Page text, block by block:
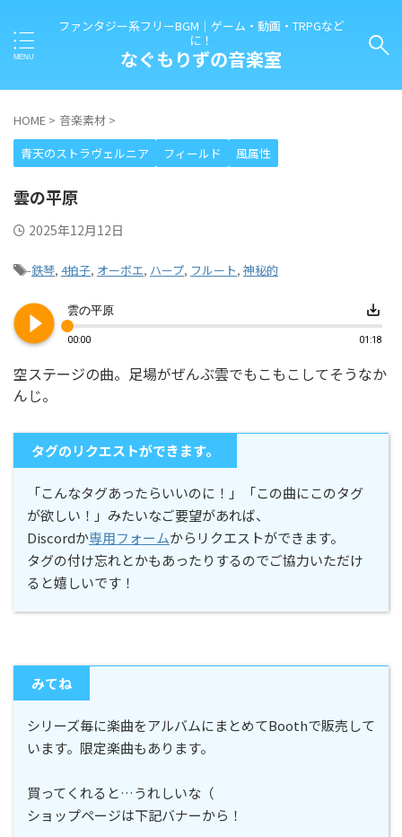
ファンタジー系フリーBGM｜ゲーム・動画・TRPGなど
に！
なぐもりずの音楽室
HOME > 音楽素材 >
青天のストラヴェルニア
フィールド 風属性
雲の平原
2025年12月12日
-鉄琴, 4拍子, オーボエ, ハープ, フルート, 神秘的
play_circle_filled 雲の平原 save_alt
00:00 01:18
空ステージの曲。足場がぜんぶ雲でもこもこしてそうなか
んじ。
タグのリクエストができます。
「こんなタグあったらいいのに！」「この曲にこのタグ
が欲しい！」みたいなご要望があれば、
Discordか専用フォームからリクエストができます。
タグの付け忘れとかもあったりするのでご協力いただけ
ると嬉しいです！
みてね
シリーズ毎に楽曲をアルバムにまとめてBoothで販売して
います。限定楽曲もあります。
買ってくれると…うれしいな（
ショップページは下記バナーから！